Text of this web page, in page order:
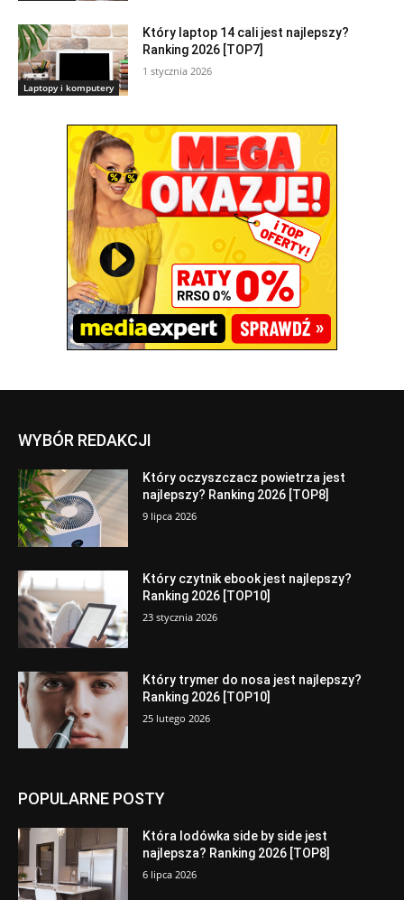
Laptopy i komputery
Który laptop 14 cali jest najlepszy?
Ranking 2026 [TOP7]
1 stycznia 2026
WYBÓR REDAKCJI
Który oczyszczacz powietrza jest
najlepszy? Ranking 2026 [TOP8]
9 lipca 2026
Który czytnik ebook jest najlepszy?
Ranking 2026 [TOP10]
23 stycznia 2026
Który trymer do nosa jest najlepszy?
Ranking 2026 [TOP10]
25 lutego 2026
POPULARNE POSTY
Która lodówka side by side jest
najlepsza? Ranking 2026 [TOP8]
6 lipca 2026